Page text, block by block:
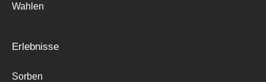
Wahlen
Erlebnisse
Sorben